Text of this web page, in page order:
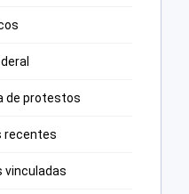
de protestos
recentes
vinculadas